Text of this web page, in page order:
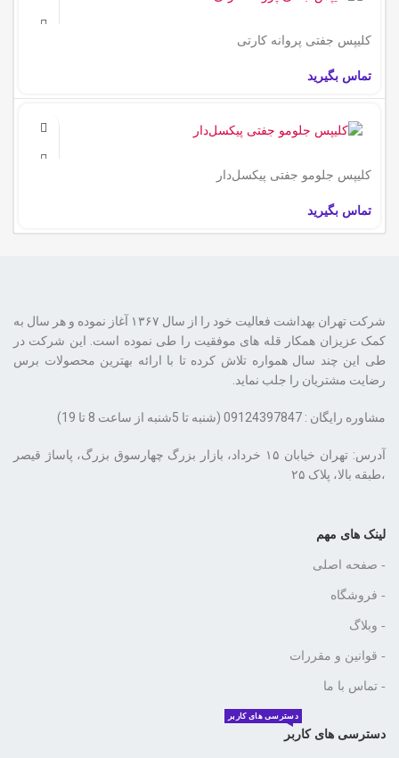
کلیپس جفتی پروانه کارتی
تماس بگیرید
کلیپس جلومو جفتی پیکسل‌دار
تماس بگیرید
شرکت تهران بهداشت فعالیت خود را از سال ۱۳۶۷ آغاز نموده و هر سال به
کمک عزیزان همکار قله های موفقیت را طی نموده است. این شرکت در
طی این چند سال همواره تلاش کرده تا با ارائه بهترین محصولات برس
رضایت مشتریان را جلب نماید.
مشاوره رایگان : 09124397847 (شنبه تا 5شنبه از ساعت 8 تا 19)
،طبقه بالا، پلاک ۲۵
لینک های مهم
- صفحه اصلی
- فروشگاه
- وبلاگ
- قوانین و مقررات
- تماس با ما
دسترسی های کاربر
دسترسی های کاربر